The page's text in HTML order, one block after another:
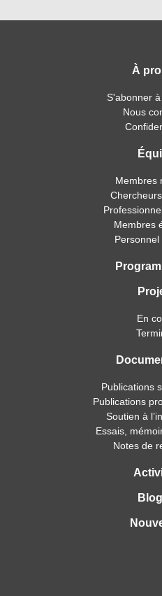
À
S'abonner
Nous
Membres
Membres
Personnel
En
Publications
Publications
Soutien à
Essais,
Notes de